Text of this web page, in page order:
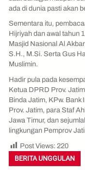
ada di dunia pasti akan
Sementara itu,
Hijriyah dan awal tahun
Masjid Nasional Al
S.H., M.Si. Serta Gus
Muslimin.
Hadir pula pada
Ketua DPRD Prov.
Binda Jatim, KPw. Bank
Prov. Jatim, para Staf
Jawa Timur, dan
lingkungan Pemprov
Post Views: 220
BERITA UNGGULAN